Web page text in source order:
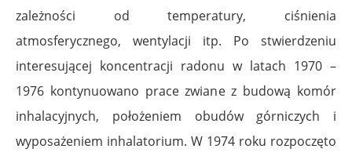
zależności od temperatury, ciśnienia
atmosferycznego, wentylacji itp. Po stwierdzeniu
interesującej koncentracji radonu w latach 1970 –
1976 kontynuowano prace zwiane z budową komór
inhalacyjnych, położeniem obudów górniczych i
wyposażeniem inhalatorium. W 1974 roku rozpoczęto